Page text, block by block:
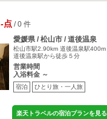
-点/ 0 件
愛媛県 / 松山市 / 道後温泉
松山市駅2.90km 道後温泉駅400m
道後温泉駅から徒歩５分
営業時間
入浴料金 ～
宿泊 ひとり旅・一人旅
楽天トラベルの宿泊プランを見る